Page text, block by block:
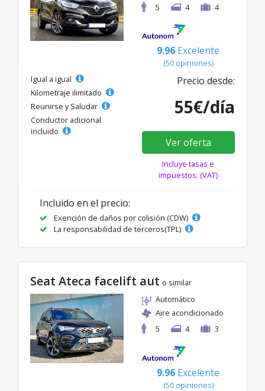
5
4 4
9.96 Excelente
(50 opiniones)
Igual a igual
Kilometraje ilimitado
Reunirse y Saludar
Conductor adicional
incluido
Precio desde:
55€/día
Ver oferta
Incluye tasas e
impuestos. (VAT)
Incluido en el precio:
Exención de daños por colisión (CDW)
La responsabilidad de terceros(TPL)
Seat Ateca facelift aut o similar
Automático
Aire acondicionado
5
4 3
9.96 Excelente
(50 opiniones)